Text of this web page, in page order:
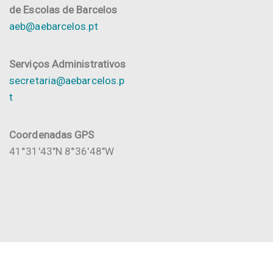
de Escolas de Barcelos
aeb@aebarcelos.pt
Serviços Administrativos
secretaria@aebarcelos.p
t
Coordenadas GPS
41°31'43"N 8°36'48"W